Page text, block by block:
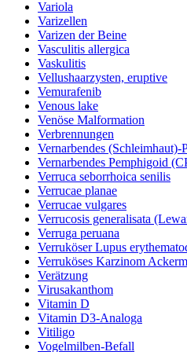
Variola
Varizellen
Varizen der Beine
Vasculitis allergica
Vaskulitis
Vellushaarzysten, eruptive
Vemurafenib
Venous lake
Venöse Malformation
Verbrennungen
Vernarbendes
Vernarbendes Pemphigoid
Verruca seborrhoica senilis
Verrucae planae
Verrucae vulgares
Verrucosis generalisata
Verruga peruana
Verruköser Lupus
Verruköses Karzinom
Verätzung
Virusakanthom
Vitamin D
Vitamin D3-Analoga
Vitiligo
Vogelmilben-Befall